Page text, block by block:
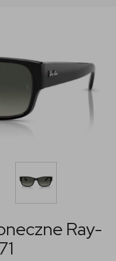
Ray-